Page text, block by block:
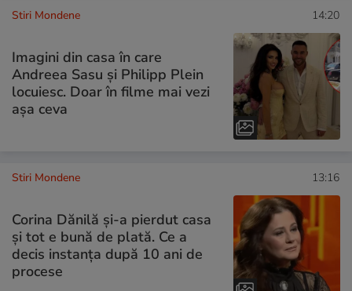
Stiri Mondene 14:20
Imagini din casa în care
Andreea Sasu și Philipp Plein
locuiesc. Doar în filme mai vezi
așa ceva
Stiri Mondene 13:16
Corina Dănilă și-a pierdut casa
și tot e bună de plată. Ce a
decis instanța după 10 ani de
procese